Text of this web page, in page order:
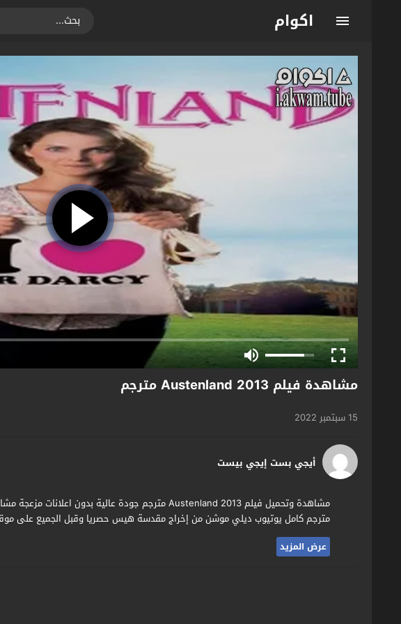
اكوام
مشاهدة فيلم Austenland 2013 مترجم
15 سبتمبر 2022
أيجي بست إيجي بيست
مترجم كامل يوتيوب ديلي موشن من إخراج مقدسة هيس حصريا وقبل الجميع على موقع
عرض المزيد